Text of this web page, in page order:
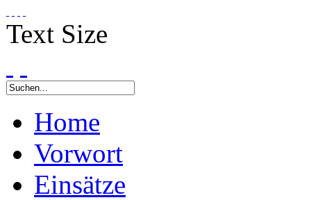
Text Size
Home
Vorwort
Einsätze